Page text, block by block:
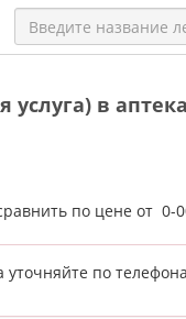
в
по цене от 0-
по